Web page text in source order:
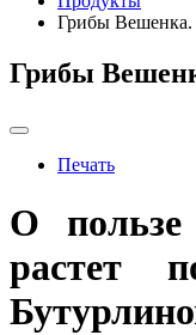
Грибы Вешенка.
Грибы
Печать
О
растет